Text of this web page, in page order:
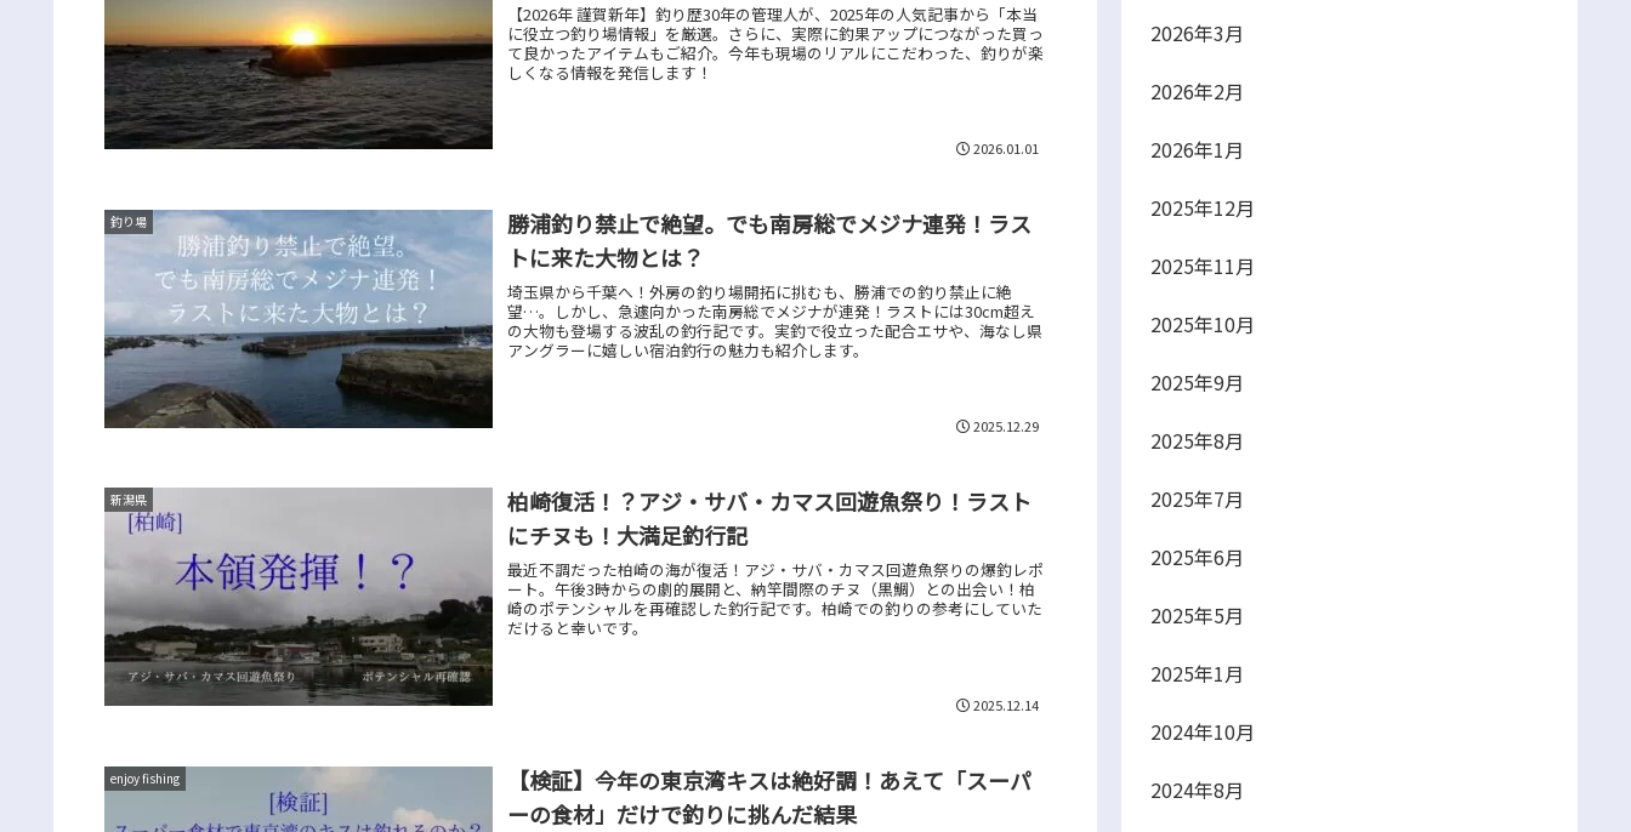
【2026年 謹賀新年】釣り歴30年の管理人が、2025年の人気記事から「本当
に役立つ釣り場情報」を厳選。さらに、実際に釣果アップにつながった買っ
て良かったアイテムもご紹介。今年も現場のリアルにこだわった、釣りが楽
しくなる情報を発信します！
2026.01.01
釣り場
勝浦釣り禁止で絶望。でも南房総でメジナ連発！ラス
トに来た大物とは？
埼玉県から千葉へ！外房の釣り場開拓に挑むも、勝浦での釣り禁止に絶
望…。しかし、急遽向かった南房総でメジナが連発！ラストには30cm超え
の大物も登場する波乱の釣行記です。実釣で役立った配合エサや、海なし県
アングラーに嬉しい宿泊釣行の魅力も紹介します。
2025.12.29
新潟県
柏崎復活！？アジ・サバ・カマス回遊魚祭り！ラスト
にチヌも！大満足釣行記
最近不調だった柏崎の海が復活！アジ・サバ・カマス回遊魚祭りの爆釣レポ
ート。午後3時からの劇的展開と、納竿間際のチヌ（黒鯛）との出会い！柏
崎のポテンシャルを再確認した釣行記です。柏崎での釣りの参考にしていた
だけると幸いです。
2025.12.14
enjoy fishing
【検証】今年の東京湾キスは絶好調！あえて「スーパ
ーの食材」だけで釣りに挑んだ結果
2026年3月
2026年2月
2026年1月
2025年12月
2025年11月
2025年10月
2025年9月
2025年8月
2025年7月
2025年6月
2025年5月
2025年1月
2024年10月
2024年8月